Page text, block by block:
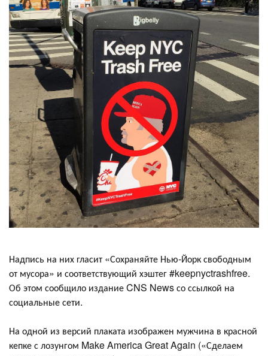
Надпись на них гласит «Сохраняйте Нью-Йорк свободным
от мусора» и соответствующий хэштег #keepnyctrashfree.
Об этом сообщило издание CNS News со ссылкой на
социальные сети.
На одной из версий плаката изображен мужчина в красной
кепке с лозунгом Make America Great Again («Сделаем